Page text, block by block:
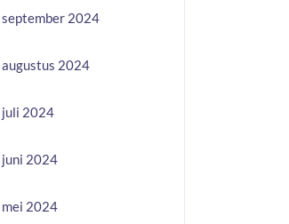
september 2024
augustus 2024
juli 2024
juni 2024
mei 2024